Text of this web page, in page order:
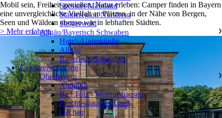
Mobil sein, Freiheit genießen, Natur erleben: Camper finden in Bayern
eine unvergleichliche Vielfalt an Plätzen, in der Nähe von Bergen,
Seen und Wäldern ebenso wie in lebhaften Städten.
> Mehr erfahren
Spessart-Mainland
Städteregion Nürnberg
Steigerwald
Allgäu/Bayerisch Schwaben
❯
Hotels/Unterkünfte
Allgäu
Bayerisch-Schwaben
Landkreise & Orte
Oberbayern
❯
Altötting
Bad Tölz - Wolfratshausen
Berchtesgadener Land
Dachau